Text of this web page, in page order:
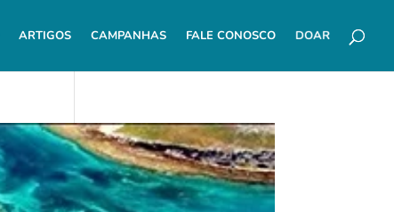
ARTIGOS CAMPANHAS FALE CONOSCO DOAR